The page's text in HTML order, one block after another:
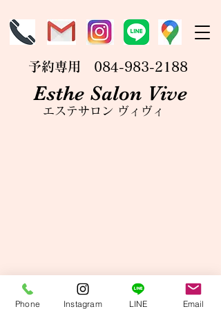
Esthe Salon Vive
​予約専用 084-983-2188
エステサロン ヴィヴィ
Phone Instagram LINE Email